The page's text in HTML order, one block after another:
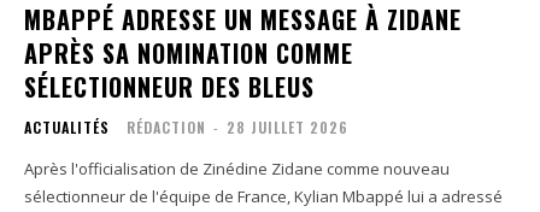
MBAPPÉ ADRESSE UN MESSAGE À ZIDANE
APRÈS SA NOMINATION COMME
SÉLECTIONNEUR DES BLEUS
ACTUALITÉS RÉDACTION - 28 JUILLET 2026
Après l'officialisation de Zinédine Zidane comme nouveau
sélectionneur de l'équipe de France, Kylian Mbappé lui a adressé